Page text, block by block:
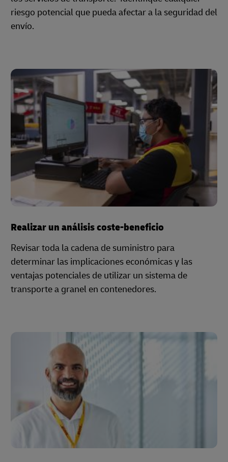
riesgo potencial que pueda afectar a la seguridad del
envío.
Realizar un análisis coste-beneficio
Revisar toda la cadena de suministro para
determinar las implicaciones económicas y las
ventajas potenciales de utilizar un sistema de
transporte a granel en contenedores.